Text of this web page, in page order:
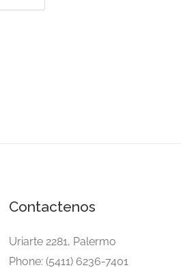
Contactenos
Uriarte 2281, Palermo
Phone: (5411) 6236-7401